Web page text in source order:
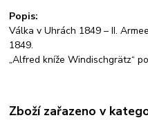
Popis:
Válka v Uhrách 1849 – II.
1849.
„Alfred kníže Windischgrätz“
Zboží zařazeno v